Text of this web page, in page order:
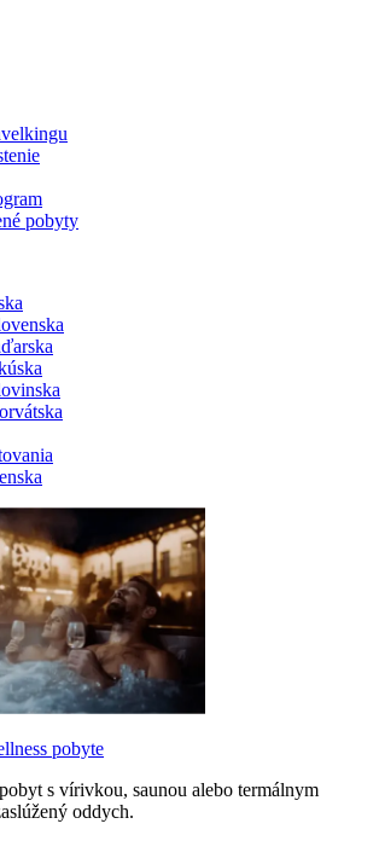
pobyty
pobyte
s vírivkou, saunou alebo termálnym
oddych.